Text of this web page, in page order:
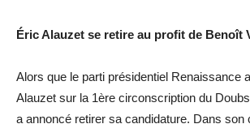
Éric Alauzet se retire au profit de Benoît
Alors que le parti présidentiel Renaissance
Alauzet sur la 1ère circonscription du
a annoncé retirer sa candidature. Dans son